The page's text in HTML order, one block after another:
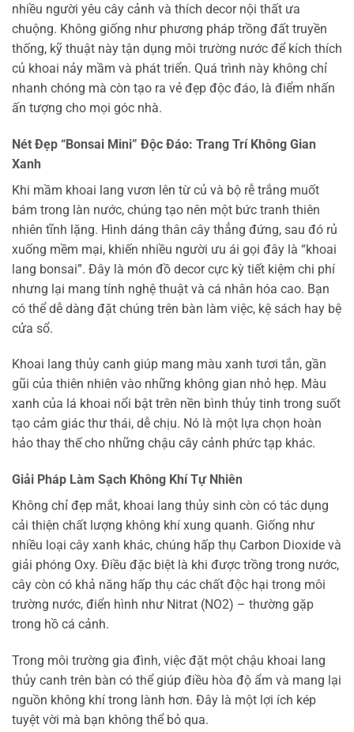
nhiều người yêu cây cảnh và thích decor nội thất ưa
chuộng. Không giống như phương pháp trồng đất truyền
thống, kỹ thuật này tận dụng môi trường nước để kích thích
củ khoai nảy mầm và phát triển. Quá trình này không chỉ
nhanh chóng mà còn tạo ra vẻ đẹp độc đáo, là điểm nhấn
ấn tượng cho mọi góc nhà.
Nét Đẹp “Bonsai Mini” Độc Đáo: Trang Trí Không Gian
Xanh
Khi mầm khoai lang vươn lên từ củ và bộ rễ trắng muốt
bám trong làn nước, chúng tạo nên một bức tranh thiên
nhiên tĩnh lặng. Hình dáng thân cây thẳng đứng, sau đó rủ
xuống mềm mại, khiến nhiều người ưu ái gọi đây là “khoai
lang bonsai”. Đây là món đồ decor cực kỳ tiết kiệm chi phí
nhưng lại mang tính nghệ thuật và cá nhân hóa cao. Bạn
có thể dễ dàng đặt chúng trên bàn làm việc, kệ sách hay bệ
cửa sổ.
Khoai lang thủy canh giúp mang màu xanh tươi tắn, gần
gũi của thiên nhiên vào những không gian nhỏ hẹp. Màu
xanh của lá khoai nổi bật trên nền bình thủy tinh trong suốt
tạo cảm giác thư thái, dễ chịu. Nó là một lựa chọn hoàn
hảo thay thế cho những chậu cây cảnh phức tạp khác.
Giải Pháp Làm Sạch Không Khí Tự Nhiên
Không chỉ đẹp mắt, khoai lang thủy sinh còn có tác dụng
cải thiện chất lượng không khí xung quanh. Giống như
nhiều loại cây xanh khác, chúng hấp thụ Carbon Dioxide và
giải phóng Oxy. Điều đặc biệt là khi được trồng trong nước,
cây còn có khả năng hấp thụ các chất độc hại trong môi
trường nước, điển hình như Nitrat (NO2) – thường gặp
trong hồ cá cảnh.
Trong môi trường gia đình, việc đặt một chậu khoai lang
thủy canh trên bàn có thể giúp điều hòa độ ẩm và mang lại
nguồn không khí trong lành hơn. Đây là một lợi ích kép
tuyệt vời mà bạn không thể bỏ qua.